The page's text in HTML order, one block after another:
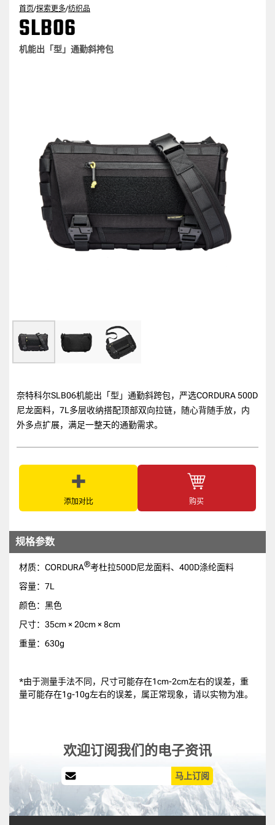
首页/探索更多/纺织品
SLB06
机能出「型」通勤斜挎包
奈特科尔SLB06机能出「型」通勤斜跨包，严选CORDURA 500D
尼龙面料，7L多层收纳搭配顶部双向拉链，随心背随手放，内
外多点扩展，满足一整天的通勤需求。
添加对比 购买
规格参数
材质：CORDURA®考杜拉500D尼龙面料、400D涤纶面料
容量：7L
颜色：黑色
尺寸：35cm × 20cm × 8cm
重量：630g
*由于测量手法不同，尺寸可能存在1cm-2cm左右的误差，重
量可能存在1g-10g左右的误差，属正常现象，请以实物为准。
欢迎订阅我们的电子资讯
马上订阅